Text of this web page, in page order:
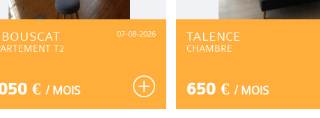
07-08-2026
T2
€/ MOIS
TALENCE
CHAMBRE
650 €/ MOIS